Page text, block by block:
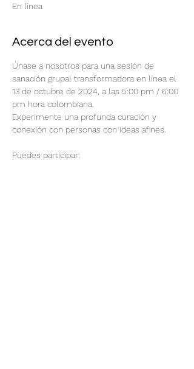
En línea
Acerca del evento
Únase a nosotros para una sesión de
sanación grupal transformadora en línea el
13 de octubre de 2024, a las 5:00 pm / 6:00
pm hora colombiana.
Experimente una profunda curación y
conexión con personas con ideas afines.
Puedes participar: